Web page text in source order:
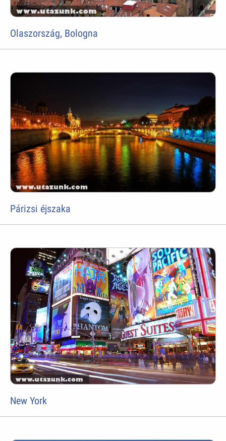
Olaszország, Bologna
Párizsi éjszaka
New York